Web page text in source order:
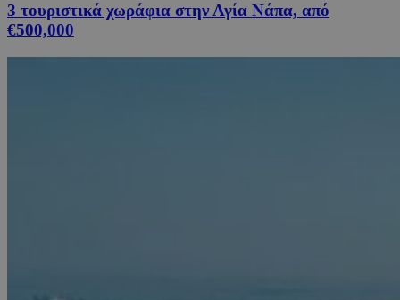
3 τουριστικά χωράφια στην Αγία Νάπα, από
€500,000